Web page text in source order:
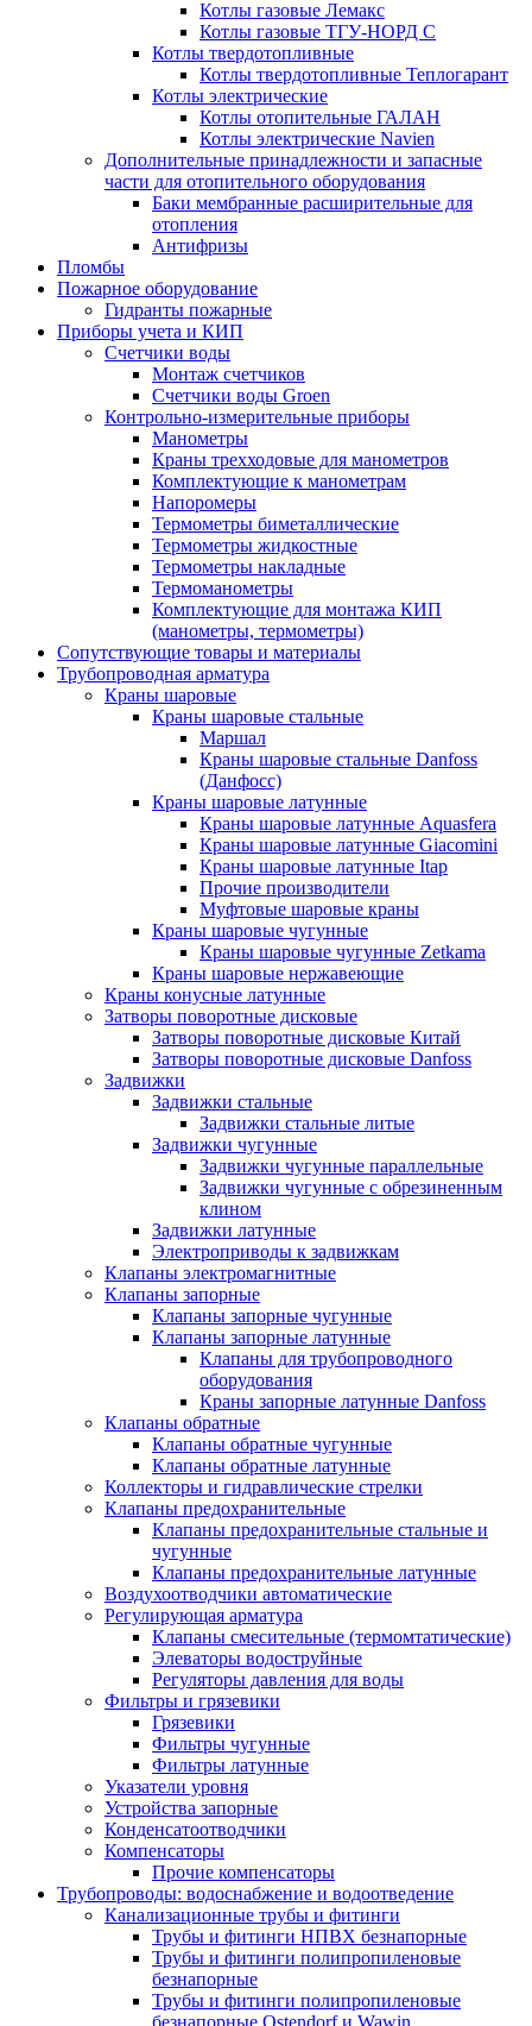
Котлы газовые Лемакс
Котлы газовые ТГУ-НОРД С
Котлы твердотопливные
Котлы твердотопливные Теплогарант
Котлы электрические
Котлы отопительные ГАЛАН
Котлы электрические Navien
Дополнительные принадлежности и запасные
части для отопительного оборудования
Баки мембранные расширительные для
отопления
Антифризы
Пломбы
Пожарное оборудование
Гидранты пожарные
Приборы учета и КИП
Счетчики воды
Монтаж счетчиков
Счетчики воды Groen
Контрольно-измерительные приборы
Манометры
Краны трехходовые для манометров
Комплектующие к манометрам
Напоромеры
Термометры биметаллические
Термометры жидкостные
Термометры накладные
Термоманометры
Комплектующие для монтажа КИП
(манометры, термометры)
Сопутствующие товары и материалы
Трубопроводная арматура
Краны шаровые
Краны шаровые стальные
Маршал
Краны шаровые стальные Danfoss
(Данфосс)
Краны шаровые латунные
Краны шаровые латунные Aquasfera
Краны шаровые латунные Giacomini
Краны шаровые латунные Itap
Прочие производители
Муфтовые шаровые краны
Краны шаровые чугунные
Краны шаровые чугунные Zetkama
Краны шаровые нержавеющие
Краны конусные латунные
Затворы поворотные дисковые
Затворы поворотные дисковые Китай
Затворы поворотные дисковые Danfoss
Задвижки
Задвижки стальные
Задвижки стальные литые
Задвижки чугунные
Задвижки чугунные параллельные
Задвижки чугунные с обрезиненным
клином
Задвижки латунные
Электроприводы к задвижкам
Клапаны электромагнитные
Клапаны запорные
Клапаны запорные чугунные
Клапаны запорные латунные
Клапаны для трубопроводного
оборудования
Краны запорные латунные Danfoss
Клапаны обратные
Клапаны обратные чугунные
Клапаны обратные латунные
Коллекторы и гидравлические стрелки
Клапаны предохранительные
Клапаны предохранительные стальные и
чугунные
Клапаны предохранительные латунные
Воздухоотводчики автоматические
Регулирующая арматура
Клапаны смесительные (термомтатические)
Элеваторы водоструйные
Регуляторы давления для воды
Фильтры и грязевики
Грязевики
Фильтры чугунные
Фильтры латунные
Указатели уровня
Устройства запорные
Конденсатоотводчики
Компенсаторы
Прочие компенсаторы
Трубопроводы: водоснабжение и водоотведение
Канализационные трубы и фитинги
Трубы и фитинги НПВХ безнапорные
Трубы и фитинги полипропиленовые
безнапорные
Трубы и фитинги полипропиленовые
безнапорные Ostendorf и Wawin